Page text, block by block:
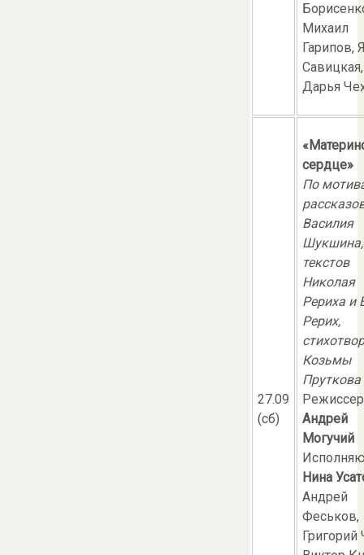
Михаил
Гарипов,
Савицкая,
Дарья
27.09
(сб)
сердце»
По
Василия
Шукшина,
текстов
Николая
Рериха и
Рерих,
Козьмы
Пруткова
Андрей
Могучий
Нина
Андрей
Феськов,
Григорий